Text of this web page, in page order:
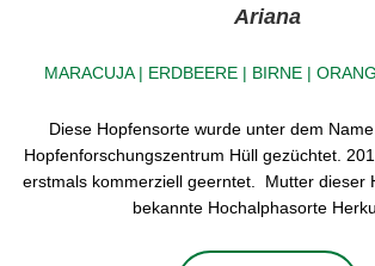
Ariana
MARACUJA | ERDBEERE | BIRNE |
Diese Hopfensorte wurde unter dem
Hopfenforschungszentrum Hüll gezüchtet.
erstmals kommerziell geerntet. Mutter dieser
bekannte Hochalphasorte